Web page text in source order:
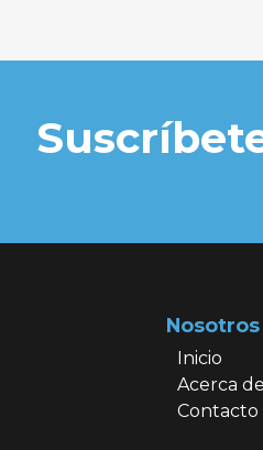
Nosotros
Inicio
Acerca de
Contacto